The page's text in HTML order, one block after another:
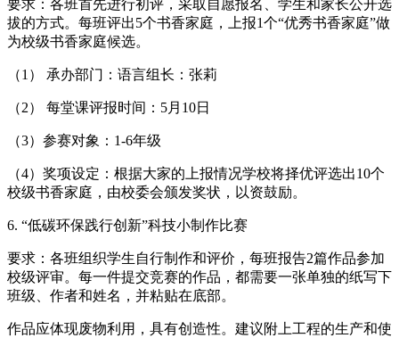
要求：各班首先进行初评，采取自愿报名、学生和家长公开选
拔的方式。每班评出5个书香家庭，上报1个“优秀书香家庭”做
为校级书香家庭候选。
（1） 承办部门：语言组长：张莉
（2） 每堂课评报时间：5月10日
（3）参赛对象：1-6年级
（4）奖项设定：根据大家的上报情况学校将择优评选出10个
校级书香家庭，由校委会颁发奖状，以资鼓励。
6. “低碳环保践行创新”科技小制作比赛
要求：各班组织学生自行制作和评价，每班报告2篇作品参加
校级评审。每一件提交竞赛的作品，都需要一张单独的纸写下
班级、作者和姓名，并粘贴在底部。
作品应体现废物利用，具有创造性。建议附上工程的生产和使